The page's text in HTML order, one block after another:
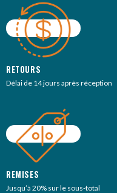
RETOURS
Délai de 14 jours après réception
REMISES
Jusqu’à 20% sur le sous-total